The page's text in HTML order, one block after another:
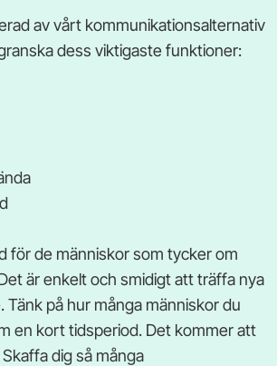
av vårt kommunikationsalternativ
dess viktigaste funktioner:
för de människor som tycker om
är enkelt och smidigt att träffa nya
Tänk på hur många människor du
en kort tidsperiod. Det kommer att
dig så många